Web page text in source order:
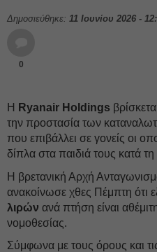
Δημοσιεύθηκε: 11 Ιουνίου 2026 -
0
Η Ryanair Holdings
την προστασία των
που επιβάλλει σε γονείς οι
δίπλα στα παιδιά τους κατά
Η βρετανική Αρχή
ανακοίνωσε χθες Πέμπτη ότι
λιρών ανά πτήση είναι
νομοθεσίας.
Σύμφωνα με τους όρους και